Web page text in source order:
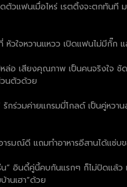
ตัวแฟนเมื่อไหร่ เรตติ้งจะตกทัน
หัวใจหวานแหวว เปิดแฟนไม่มีกั๊ก
อ เสียงคุณภาพ เป็นคนจริงใจ ชัด
นตัวด้วย
กร่วมค่ายแกรมมี่โกลด์ เป็นคู่หว
ารมณ์ดี แถมทำอาหารอีสานได้แซ่บ
” อินดี้คู่นี้คบกันแรกๆ ก็ไม่ปิดแล้ว
นเฮา”ด้วย